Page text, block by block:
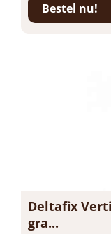
Bestel nu!
Deltafix
gra...